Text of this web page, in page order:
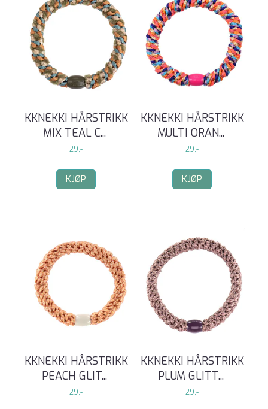
KKNEKKI HÅRSTRIKK
MIX TEAL C...
29,-
KJØP
KKNEKKI HÅRSTRIKK
MULTI ORAN...
29,-
KJØP
KKNEKKI HÅRSTRIKK
PEACH GLIT...
29,-
KKNEKKI HÅRSTRIKK
PLUM GLITT...
29,-